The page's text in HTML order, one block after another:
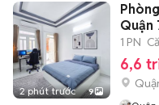
2 phút trước 9
Quận
1 PN
6,6